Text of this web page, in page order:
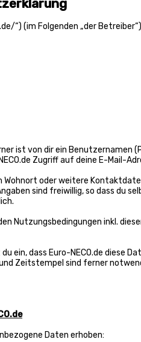
“) (im Folgenden „der
ist von dir ein
Zugriff auf deine E-Mail-
oder weitere
sind freiwillig, so dass du
Nutzungsbedingungen inkl.
ein, dass Euro-NECO.de
Zeitstempel sind ferner
Daten erhoben: